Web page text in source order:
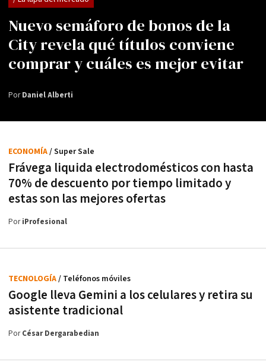
Nuevo semáforo de bonos de la
City revela qué títulos conviene
comprar y cuáles es mejor evitar
PorDaniel Alberti
Frávega liquida electrodomésticos con hasta
70% de descuento por tiempo limitado y
estas son las mejores ofertas
ECONOMÍA/ Super Sale
PoriProfesional
Google lleva Gemini a los celulares y retira su
asistente tradicional
TECNOLOGÍA/ Teléfonos móviles
PorCésar Dergarabedian